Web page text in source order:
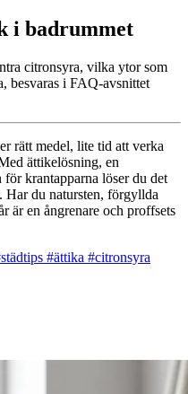
i badrummet
citronsyra, vilka ytor som
besvaras i FAQ-avsnittet
rätt medel, lite tid att verka
ättikelösning, en
för krantapparna löser du det
Har du natursten, förgyllda
är en ångrenare och proffsets
#ättika #citronsyra